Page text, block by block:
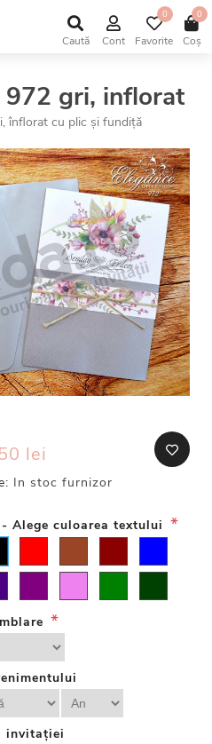
Caută Cont Favorite
0
Coș
0
gri, inflorat
înflorat cu plic și fundiță
lei
In stoc furnizor
- Alege culoarea textului *
*
invitației